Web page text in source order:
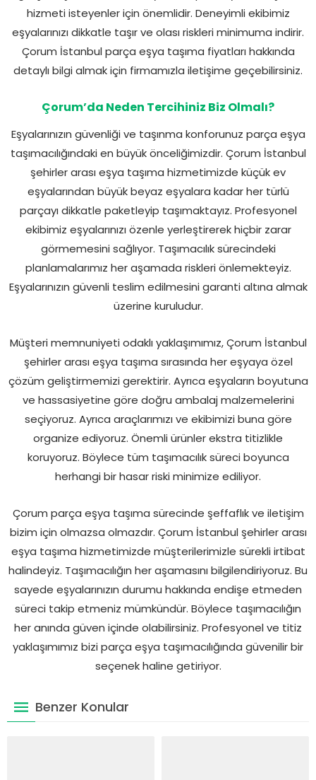
hizmeti isteyenler için önemlidir. Deneyimli ekibimiz
eşyalarınızı dikkatle taşır ve olası riskleri minimuma indirir.
Çorum İstanbul parça eşya taşıma fiyatları hakkında
detaylı bilgi almak için firmamızla iletişime geçebilirsiniz.
Çorum’da Neden Tercihiniz Biz Olmalı?
Eşyalarınızın güvenliği ve taşınma konforunuz parça eşya
taşımacılığındaki en büyük önceliğimizdir. Çorum İstanbul
şehirler arası eşya taşıma hizmetimizde küçük ev
eşyalarından büyük beyaz eşyalara kadar her türlü
parçayı dikkatle paketleyip taşımaktayız. Profesyonel
ekibimiz eşyalarınızı özenle yerleştirerek hiçbir zarar
görmemesini sağlıyor. Taşımacılık sürecindeki
planlamalarımız her aşamada riskleri önlemekteyiz.
Eşyalarınızın güvenli teslim edilmesini garanti altına almak
üzerine kuruludur.
Müşteri memnuniyeti odaklı yaklaşımımız, Çorum İstanbul
şehirler arası eşya taşıma sırasında her eşyaya özel
çözüm geliştirmemizi gerektirir. Ayrıca eşyaların boyutuna
ve hassasiyetine göre doğru ambalaj malzemelerini
seçiyoruz. Ayrıca araçlarımızı ve ekibimizi buna göre
organize ediyoruz. Önemli ürünler ekstra titizlikle
koruyoruz. Böylece tüm taşımacılık süreci boyunca
herhangi bir hasar riski minimize ediliyor.
Çorum parça eşya taşıma sürecinde şeffaflık ve iletişim
bizim için olmazsa olmazdır. Çorum İstanbul şehirler arası
eşya taşıma hizmetimizde müşterilerimizle sürekli irtibat
halindeyiz. Taşımacılığın her aşamasını bilgilendiriyoruz. Bu
sayede eşyalarınızın durumu hakkında endişe etmeden
süreci takip etmeniz mümkündür. Böylece taşımacılığın
her anında güven içinde olabilirsiniz. Profesyonel ve titiz
yaklaşımımız bizi parça eşya taşımacılığında güvenilir bir
seçenek haline getiriyor.
Benzer Konular